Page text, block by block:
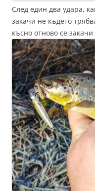
След един два удара,
закачи не където
късно отново се